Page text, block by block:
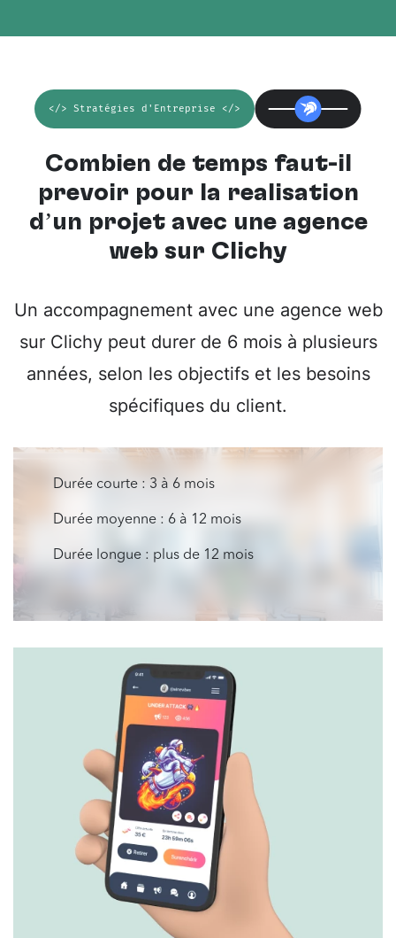
</> Stratégies d'Entreprise </>
Combien de temps faut-il
prévoir pour la réalisation
d’un projet avec une agence
web sur Clichy
Un accompagnement avec une agence web
sur Clichy peut durer de 6 mois à plusieurs
années, selon les objectifs et les besoins
spécifiques du client.
Durée courte : 3 à 6 mois
Durée moyenne : 6 à 12 mois
Durée longue : plus de 12 mois